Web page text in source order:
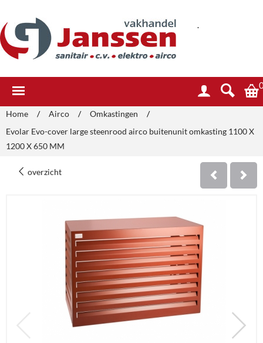
.
Home / Airco / Omkastingen
/
Evolar Evo-cover large steenrood airco buitenunit omkasting 1100 X
1200 X 650 MM
overzicht